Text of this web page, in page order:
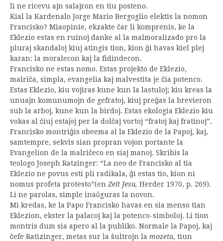
li ne ricevu ajn salajron en tiu posteno.
Kial la Kardenalo Jorge Mario Bergoglio elektis la nomon
Francisko? Miaopinie, ekzakte ĉar li komprenis, ke la
Eklezio estas en ruinoj danke al la malmoralizado pro la
pluraj skandaloj kiuj atingis tion, kion ĝi havas kiel plej
karan: la moralecon kaj la fidindecon.
Francisko ne estas nomo. Estas projekto de Eklezio,
malriĉa, simpla, evangelia kaj malvestita je ĉia potenco.
Estas Eklezio, kiu vojiras kune kun la lastuloj; kiu kreas la
unuajn komunumojn de gefratoj, kiuj preĝas la brevieron
sub la arboj, kune kun la birdoj. Estas ekologia Eklezio kiu
vokas al ĉiuj estaĵoj per la dolĉaj vortoj “fratoj kaj fratinoj”.
Francisko montriĝis obeema al la Eklezio de la Papoj, kaj,
samtempre, sekvis sian propran vojon portante la
Evangelion de la malriĉeco en siaj manoj. Skribis la
teologo Joseph Ratzinger: “La neo de Francisko al tia
Eklezio ne povus esti pli radikala, ĝi estas tio, kion ni
nomus profeta protesto”(en Zeit Jesu, Herder 1970, p. 269).
Li ne parolas, simple inaŭguras la novon.
Mi kredas, ke la Papo Francisko havas en sia menso tian
Eklezion, ekster la palacoj kaj la potenco-simboloj. Li tion
montris dum sia apero al la publiko. Normale la Papoj, kaj
ĉefe Ratizinger, metas sur la ŝultrojn la mozeta, tiun